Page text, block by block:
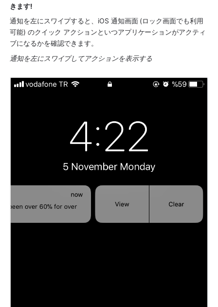
きます!
通知を左にスワイプすると、iOS 通知画面 (ロック画面でも利用
可能) のクイック アクションといつアプリケーションがアクティ
ブになるかを確認できます。
通知を左にスワイプしてアクションを表示する